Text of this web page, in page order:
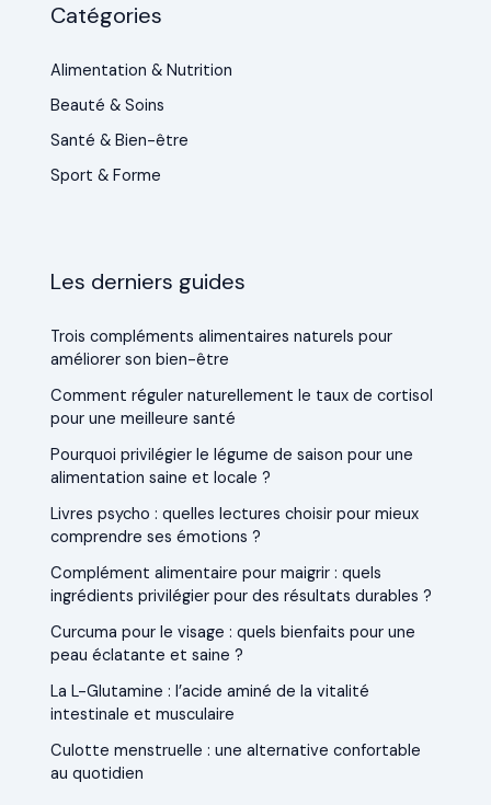
Catégories
Alimentation & Nutrition
Beauté & Soins
Santé & Bien-être
Sport & Forme
Les derniers guides
Trois compléments alimentaires naturels pour
améliorer son bien-être
Comment réguler naturellement le taux de cortisol
pour une meilleure santé
Pourquoi privilégier le légume de saison pour une
alimentation saine et locale ?
Livres psycho : quelles lectures choisir pour mieux
comprendre ses émotions ?
Complément alimentaire pour maigrir : quels
ingrédients privilégier pour des résultats durables ?
Curcuma pour le visage : quels bienfaits pour une
peau éclatante et saine ?
La L-Glutamine : l’acide aminé de la vitalité
intestinale et musculaire
Culotte menstruelle : une alternative confortable
au quotidien